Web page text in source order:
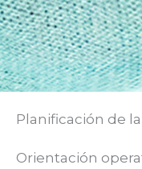
Planificación de
Orientación